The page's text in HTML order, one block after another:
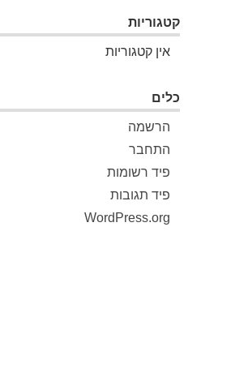
קטגוריות
אין קטגוריות
כלים
הרשמה
התחבר
פיד רשומות
פיד תגובות
WordPress.org